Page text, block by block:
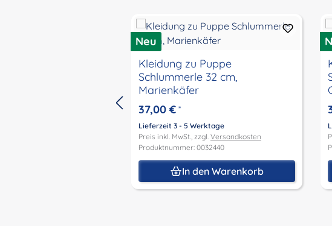
Neu
Kleidung zu Puppe
Schlummerle 32 cm,
Marienkäfer
37,00 € *
Lieferzeit 3 - 5 Werktage
Preis inkl. MwSt., zzgl. Versandkosten
Produktnummer: 0032440
In den Warenkorb